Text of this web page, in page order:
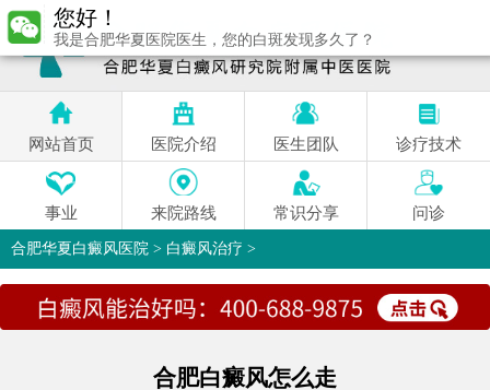
网站首页 医院介绍 医生团队 诊疗技术
事业 来院路线 常识分享 问诊
合肥华夏白癜风医院 > 白癜风治疗 >
合肥白癜风怎么走
您好！
我是合肥华夏医院医生，您的白斑发现多久了？